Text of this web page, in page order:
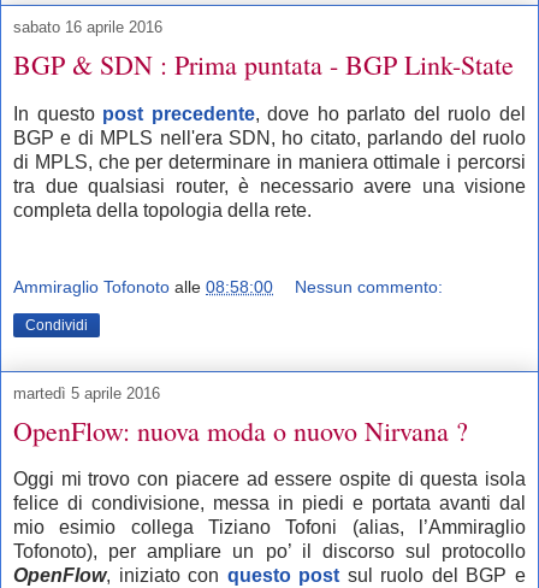
sabato 16 aprile 2016
BGP & SDN : Prima puntata - BGP Link-State
In questo post precedente, dove ho parlato del ruolo del
BGP e di MPLS nell'era SDN, ho citato, parlando del ruolo
di MPLS, che per determinare in maniera ottimale i percorsi
tra due qualsiasi router, è necessario avere una visione
completa della topologia della rete.
Ammiraglio Tofonoto alle 08:58:00 Nessun commento:
Condividi
martedì 5 aprile 2016
OpenFlow: nuova moda o nuovo Nirvana ?
Oggi mi trovo con piacere ad essere ospite di questa isola
felice di condivisione, messa in piedi e portata avanti dal
mio esimio collega Tiziano Tofoni (alias, l’Ammiraglio
Tofonoto), per ampliare un po’ il discorso sul protocollo
OpenFlow, iniziato con questo post sul ruolo del BGP e